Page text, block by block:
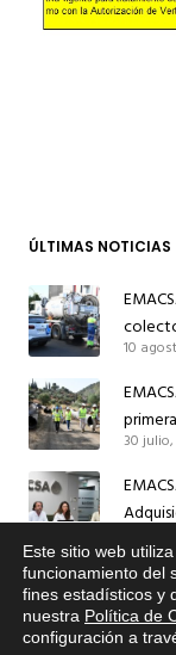
ÚLTIMAS NOTICIAS
las
10
el
30
sus
13 julio,
Este sitio web
funcionamiento del
fines estadísticos y
nuestra Política de
configuración a